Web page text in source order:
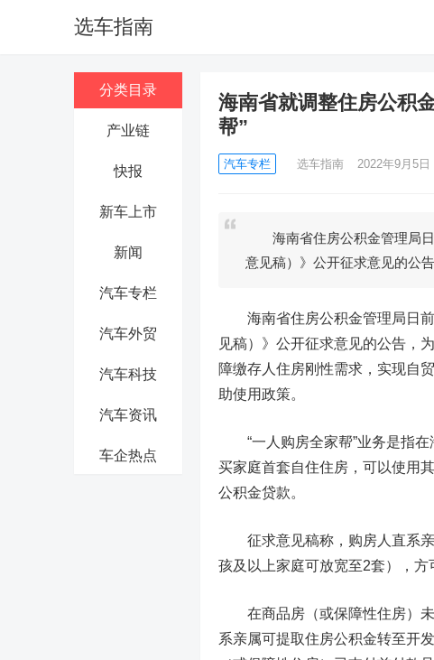
选车指南
分类目录
产业链
快报
新车上市
新闻
汽车专栏
汽车外贸
汽车科技
汽车资讯
车企热点
海南省就调整住房公积
帮”
汽车专栏 选车指南 2022年9月5日
海南省住房公积金管理局日
意见稿）》公开征求意见的公
海南省住房公积金管理局日前
见稿）》公开征求意见的公告，
障缴存人住房刚性需求，实现自
助使用政策。
“一人购房全家帮”业务是指在
买家庭首套自住住房，可以使用
公积金贷款。
征求意见稿称，购房人直系亲
孩及以上家庭可放宽至2套），方
在商品房（或保障性住房）未
系亲属可提取住房公积金转至开